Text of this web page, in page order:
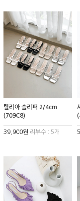
릴리아 슬리퍼 2/4cm
(709C8)
39,900원 리뷰수 : 5개